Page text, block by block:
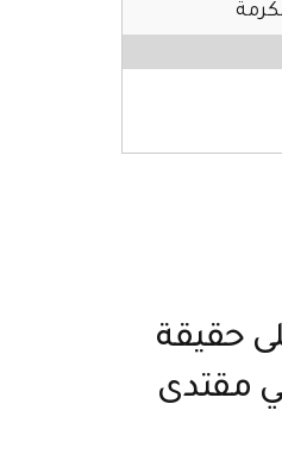
حقيقة
مقتدى